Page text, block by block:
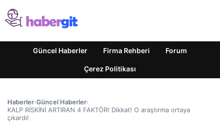
Güncel Haberler Firma Rehberi Forum
Çerez Politikası
Haberler›Güncel Haberler›
KALP RİSKİNİ ARTIRAN 4 FAKTÖR! Dikkat! O araştırma ortaya
çıkardı!